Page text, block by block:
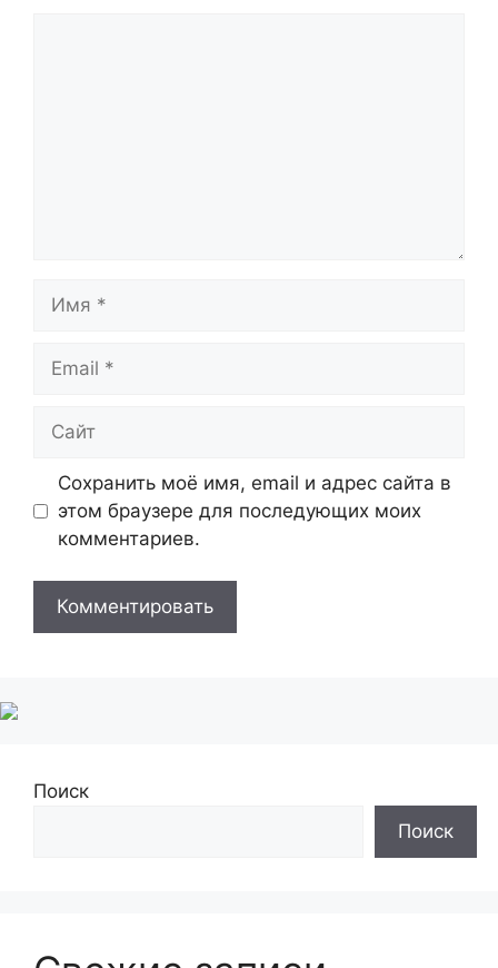
Сохранить моё имя, email и адрес сайта в
этом браузере для последующих моих
комментариев.
Поиск
Поиск